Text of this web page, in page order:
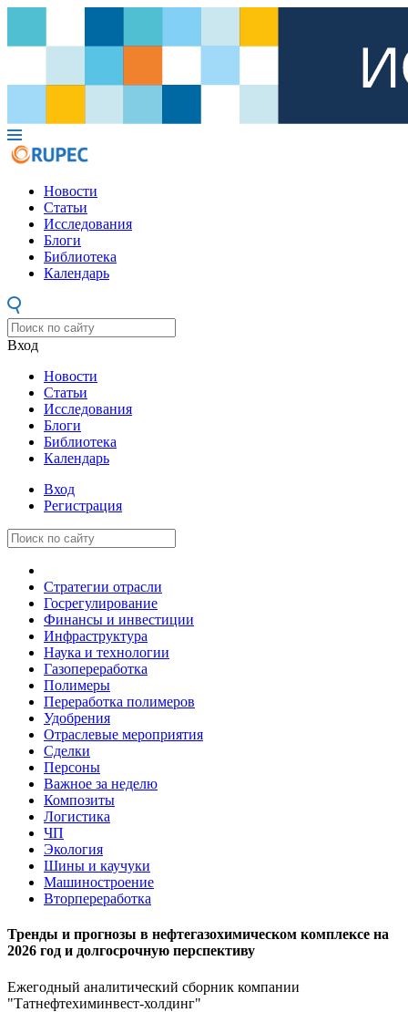
Новости
Статьи
Исследования
Блоги
Библиотека
Календарь
Вход
Новости
Статьи
Исследования
Блоги
Библиотека
Календарь
Вход
Регистрация
Стратегии отрасли
Госрегулирование
Финансы и инвестиции
Инфраструктура
Наука и технологии
Газопереработка
Полимеры
Переработка полимеров
Удобрения
Отраслевые мероприятия
Сделки
Персоны
Важное за неделю
Композиты
Логистика
ЧП
Экология
Шины и каучуки
Машиностроение
Вторпереработка
Тренды и прогнозы в нефтегазохимическом комплексе на
2026 год и долгосрочную перспективу
Ежегодный аналитический сборник компании
"Татнефтехиминвест-холдинг"